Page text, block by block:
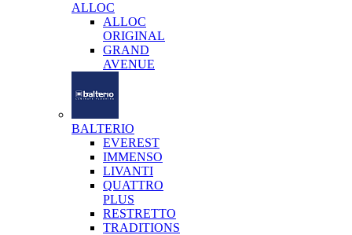
ALLOC
ALLOC
ORIGINAL
GRAND
AVENUE
BALTERIO
EVEREST
IMMENSO
LIVANTI
QUATTRO
PLUS
RESTRETTO
TRADITIONS